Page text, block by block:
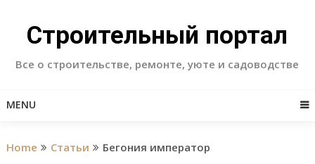
contentСтроительный портал
Все о строительстве, ремонте, уюте и садоводстве
MENU
Home Статьи Бегония император